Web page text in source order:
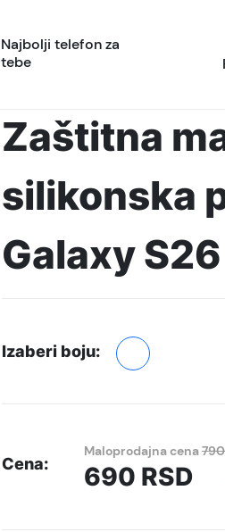
Najbolji telefon za
tebe
Zaštitna
silikonska
Galaxy
Izaberi boju:
Cena:
Maloprodajna cena790
690 RSD